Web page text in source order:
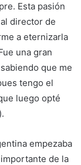
Esta pasión
director de
a eternizarla
una gran
que me
tengo el
luego opté
empezaba
de la